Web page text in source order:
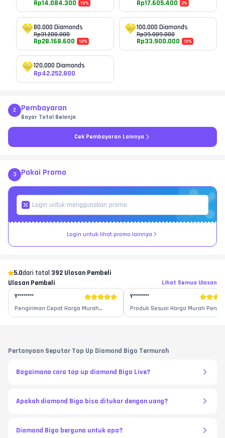
Rp14.084.300 10% Rp17.605.400 2%
80.000 Diamonds
Rp31.208.000
Rp28.168.600 10%
100.000 Diamonds
Rp39.009.000
Rp33.900.000 13%
120.000 Diamonds
Rp42.252.800
2 Pembayaran
Bayar Total Belanja
Cek Pembayaran Lainnya
3 Pakai Promo
Login untuk lihat promo lainnya
5.0dari total 392 Ulasan Pembeli
Ulasan Pembeli
Lihat Semua Ulasan
Y********
Pengiriman Cepat Harga Murah
Produk Sesuai Penjual Ramah
Y********
Produk Sesuai Harga Murah
Ramah Pengiriman Cepat
Pertanyaan Seputar Top Up Diamond Bigo Termurah
Bagaimana cara top up diamond Bigo Live?
Apakah diamond Bigo bisa ditukar dengan uang?
Diamond Bigo berguna untuk apa?